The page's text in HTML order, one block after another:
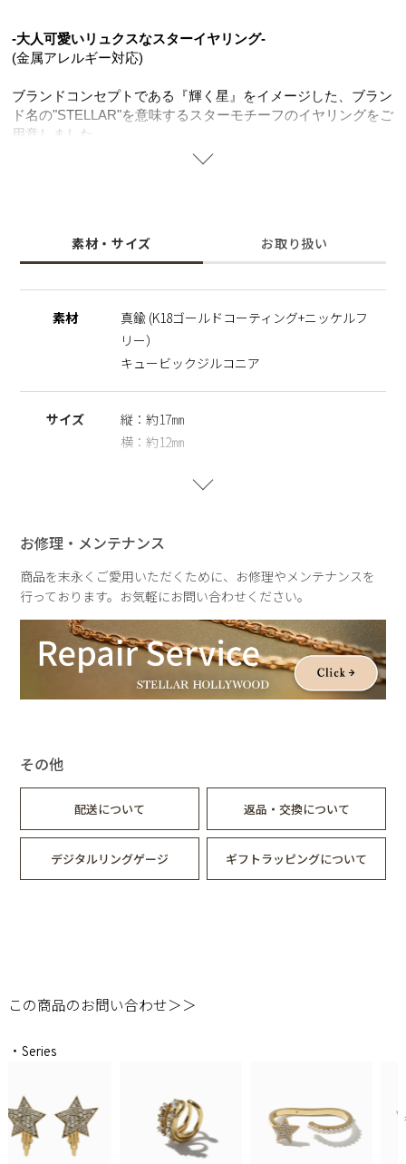
-大人可愛いリュクスなスターイヤリング-
(金属アレルギー対応)
ブランドコンセプトである『輝く星』をイメージした、ブラン
ド名の"STELLAR"を意味するスターモチーフのイヤリングをご
用意しました。
オリジナルデザインのスターに細かく並べたパヴェジルコニア
幸せや希望に導くと言われるスターモチーフは、ニッケルフリ
ーを使用し肌にやさしく、大切な人へのギフトとしてもオスス
イヤリング、イヤーカフのお得なSET(-￥3,300) >>
ギーを防ぐために、ニッケルをほぼ含まずに作られた素材を指
素材・サイズ お取り扱い
素材
真鍮 (K18ゴールドコーティング+ニッケルフ
リー）
キュービックジルコニア
サイズ
縦：約17㎜
横：約12㎜
お修理・メンテナンス
商品を末永くご愛用いただくために、お修理やメンテナンスを
行っております。お気軽にお問い合わせください。
その他
配送について 返品・交換について
デジタルリングゲージ ギフトラッピングについて
この商品のお問い合わせ＞＞
・Series